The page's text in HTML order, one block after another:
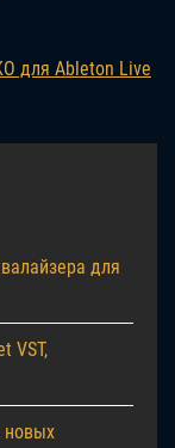
для Ableton Live
для
VST,
новых